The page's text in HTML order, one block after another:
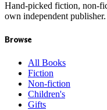
Hand-picked fiction, non-
own independent
Browse
All Books
Fiction
Non-fiction
Children's
Gifts